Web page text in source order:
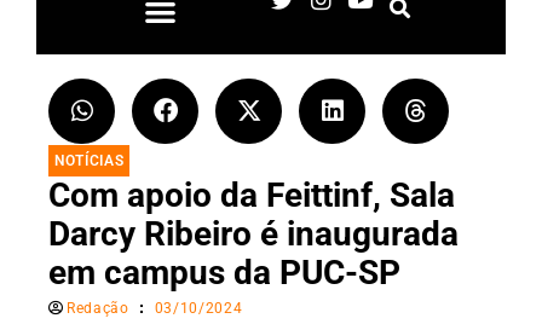
NOTÍCIAS
Com apoio da Feittinf, Sala
Darcy Ribeiro é inaugurada
em campus da PUC-SP
Redação 03/10/2024